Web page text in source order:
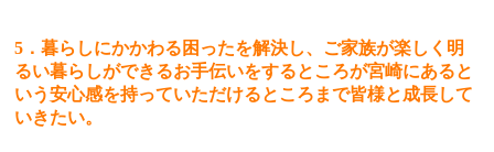
5．暮らしにかかわる困ったを解決し、ご家族が楽しく明
るい暮らしができるお手伝いをするところが宮崎にあると
いう安心感を持っていただけるところまで皆様と成長して
いきたい。